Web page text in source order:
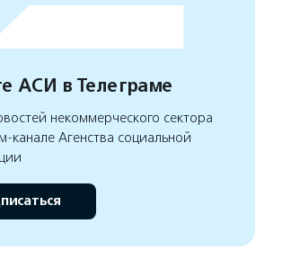
АСИ в Телеграме
некоммерческого сектора
канале Агенства социальной